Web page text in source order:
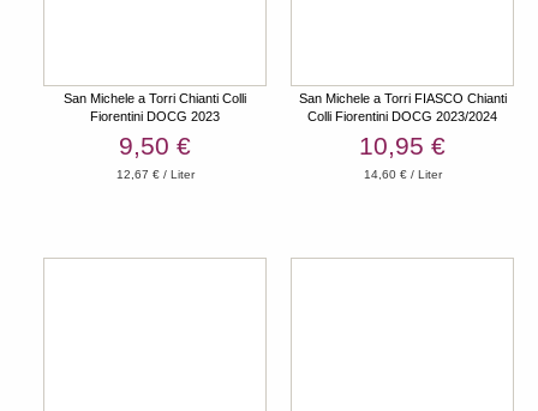
San Michele a Torri Chianti Colli
Fiorentini DOCG 2023
9,50 €
12,67 € / Liter
San Michele a Torri FIASCO Chianti
Colli Fiorentini DOCG 2023/2024
10,95 €
14,60 € / Liter